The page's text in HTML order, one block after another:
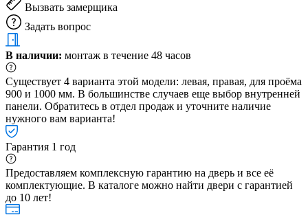
Вызвать замерщика
Задать вопрос
В наличии: монтаж в течение 48 часов
Существует 4 варианта этой модели: левая, правая, для проёма
900 и 1000 мм. В большинстве случаев еще выбор внутренней
панели. Обратитесь в отдел продаж и уточните наличие
нужного вам варианта!
Гарантия 1 год
Предоставляем комплексную гарантию на дверь и все её
комплектующие. В каталоге можно найти двери с гарантией
до 10 лет!